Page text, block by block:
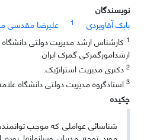
نویسندگان
بابک آقاویردی
1 علیرضا مقدسی
1 کارشناس ارشد مدیریت دولتی
ارشدامورگمرکی گمرک ایران
2 دکتری مدیریت استراتژیک.
3 استادگروه مدیریت دولتی دانشگاه
چکیده
شناسائی عواملی که موجب